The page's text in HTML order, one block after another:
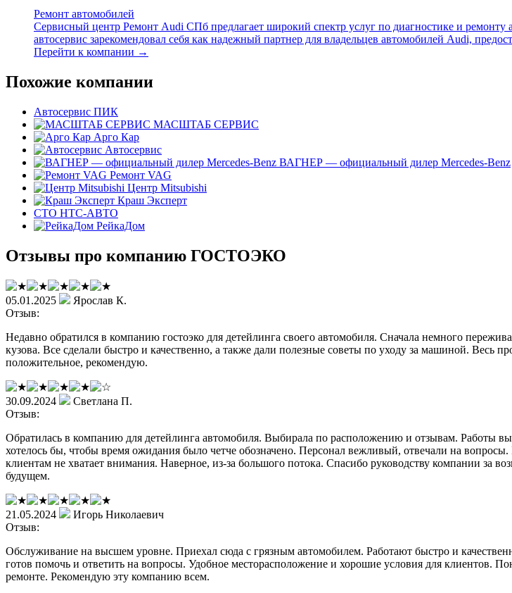
Ремонт автомобилей
Сервисный центр Ремонт Audi СПб предлагает широкий спектр услуг по диагностике и
автосервис зарекомендовал себя как надежный партнер для владельцев автомобилей Audi,
Перейти к компании →
Похожие компании
Автосервис ПИК
МАСШТАБ СЕРВИС
Арго Кар
Автосервис
ВАГНЕР — официальный дилер Mercedes-Benz
Ремонт VAG
Центр Mitsubishi
Краш Эксперт
СТО НТС-АВТО
РейкаДом
Отзывы про компанию ГОСТОЭКО
05.01.2025
Ярослав К.
Отзыв:
Недавно обратился в компанию гостоэко для детейлинга своего автомобиля. Сначала немного
кузова. Все сделали быстро и качественно, а также дали полезные советы по уходу за машиной.
положительное, рекомендую.
30.09.2024
Светлана П.
Отзыв:
Обратилась в компанию для детейлинга автомобиля. Выбирала по расположению и отзывам. Работы
хотелось бы, чтобы время ожидания было четче обозначено. Персонал вежливый, отвечали на
клиентам не хватает внимания. Наверное, из-за большого потока. Спасибо руководству компании за
будущем.
21.05.2024
Игорь Николаевич
Отзыв:
Обслуживание на высшем уровне. Приехал сюда с грязным автомобилем. Работают быстро и
готов помочь и ответить на вопросы. Удобное месторасположение и хорошие условия для клиентов.
ремонте. Рекомендую эту компанию всем.